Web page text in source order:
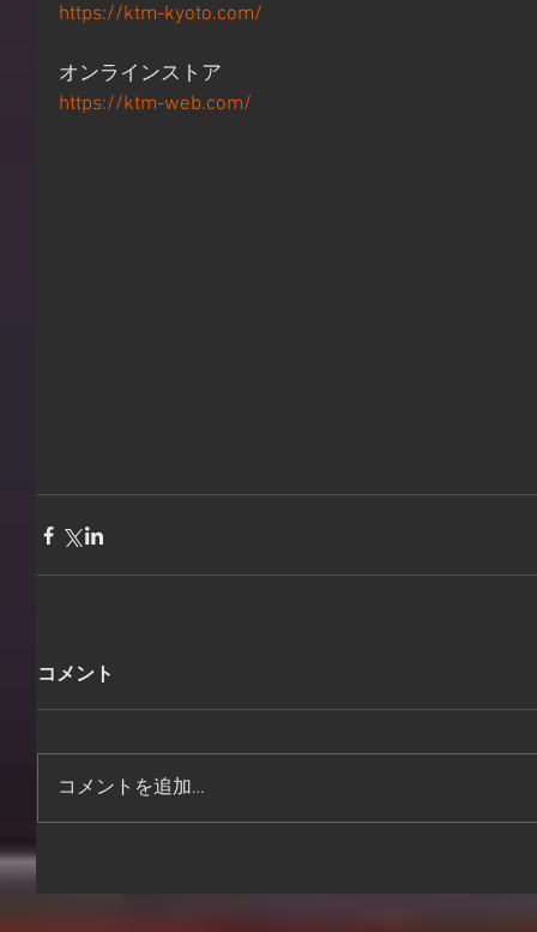
https://ktm-kyoto.com/
オンラインストア
https://ktm-web.com/
コメント
コメントを追加…